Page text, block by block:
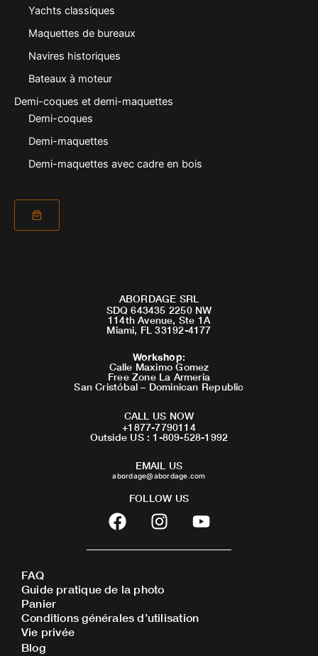
Yachts classiques
Maquettes de bureaux
Navires historiques
Bateaux à moteur
Demi-coques et demi-maquettes
Demi-coques
Demi-maquettes
Demi-maquettes avec cadre en bois
ABORDAGE SRL
SDQ 643435 2250 NW
114th Avenue, Ste 1A
Miami, FL 33192-4177
Workshop:
Calle Maximo Gomez
Free Zone La Armeria
San Cristóbal – Dominican Republic
CALL US NOW
+1877-7790114
Outside US : 1-809-528-1992
EMAIL US
abordage@abordage.com
FOLLOW US
F
a
c
b
o
o
I
n
s
a
g
r
Y
o
u
FAQ
Guide pratique de la photo
Panier
Conditions générales d’utilisation
Vie privée
Blog